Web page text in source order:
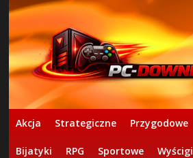
Akcja Strategiczne Przygodowe
Bijatyki RPG Sportowe Wyścigi